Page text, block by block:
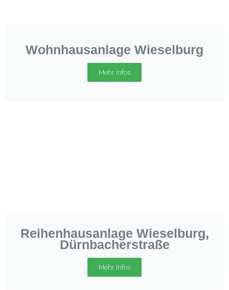
Wohnhausanlage Wieselburg
Mehr Infos
Reihenhausanlage Wieselburg,
Dürnbacherstraße
Mehr Infos